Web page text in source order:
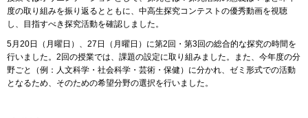
度の取り組みを振り返るとともに、中高生探究コンテストの優秀動画を視聴
し、目指すべき探究活動を確認しました。
5月20日（月曜日）、27日（月曜日）に第2回・第3回の​総合的な探究の時間を
行いました。2回の授業では、課題の設定に取り組みました。また、今年度の分
野ごと（例：人文科学・社会科学・芸術・保健）に分かれ、ゼミ形式での活動
となるため、そのための希望分野の選択を行いました。